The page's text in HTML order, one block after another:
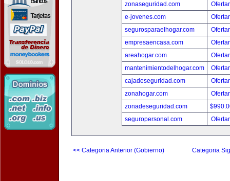
zonaseguridad.com
e-jovenes.com
segurosparaelhogar.com
empresaencasa.com
areahogar.com
mantenimientodelhogar.com
cajadeseguridad.com
zonahogar.com
zonadeseguridad.com
seguropersonal.com
<< Categoria Anterior (Gobierno) Categoria